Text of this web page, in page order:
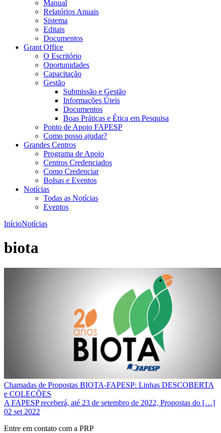
Manual
Relatórios Anuais
Sistema
Editais
Documentos
Grant Office
O Escritório
Oportunidades
Capacitação
Gestão
Submissão e Gestão
Informações Úteis
Documentos
Boas Práticas e Ética em Pesquisa
Ponto de Apoio FAPESP
Como posso ajudar?
Grandes Centros
Programa de Apoio
Centros Credenciados
Como Credenciar
Bolsas e Eventos
Notícias
Todas as Notícias
Eventos
InícioNotícias
biota
Chamadas de Propostas BIOTA-FAPESP: Linhas DESCOBERTA
e COLEÇÕES
A FAPESP receberá, até 23 de setembro de 2022, Propostas do […]
02 set 2022
Entre em contato com a PRP